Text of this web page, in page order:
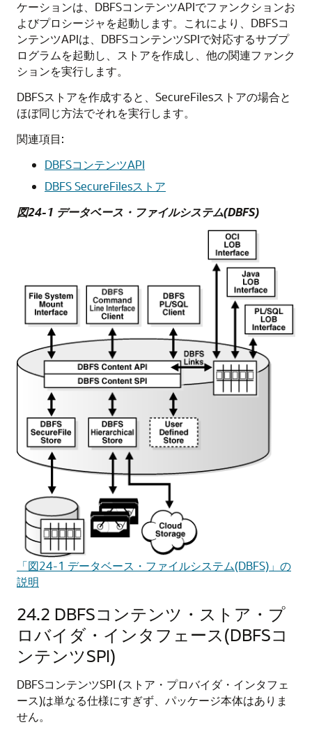
ケーションは、DBFSコンテンツAPIでファンクションお
よびプロシージャを起動します。これにより、DBFSコ
ンテンツAPIは、DBFSコンテンツSPIで対応するサブプ
ログラムを起動し、ストアを作成し、他の関連ファンク
ションを実行します。
DBFSストアを作成すると、SecureFilesストアの場合と
ほぼ同じ方法でそれを実行します。
関連項目:
DBFSコンテンツAPI
DBFS SecureFilesストア
図24-1 データベース・ファイルシステム(DBFS)
「図24-1 データベース・ファイルシステム(DBFS)」の
説明
24.2 DBFSコンテンツ・ストア・プ
ロバイダ・インタフェース(DBFSコ
ンテンツSPI)
DBFSコンテンツSPI (ストア・プロバイダ・インタフェ
ース)は単なる仕様にすぎず、パッケージ本体はありま
せん。